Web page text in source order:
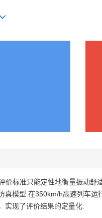
价标准只能定性地衡量振动
真模型.在350km/h高速列车
实现了评价结果的定量化.